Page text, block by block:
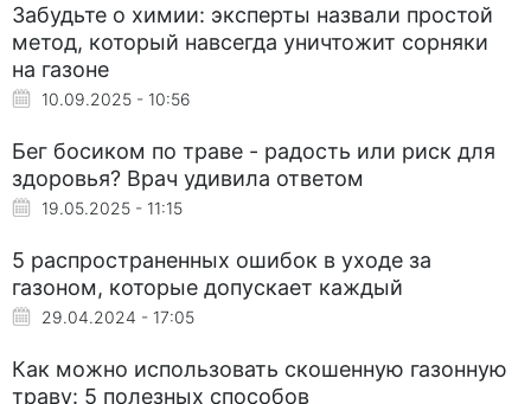
Забудьте о химии: эксперты назвали простой
метод, который навсегда уничтожит сорняки
на газоне
10.09.2025 - 10:56
Бег босиком по траве - радость или риск для
здоровья? Врач удивила ответом
19.05.2025 - 11:15
5 распространенных ошибок в уходе за
газоном, которые допускает каждый
29.04.2024 - 17:05
Как можно использовать скошенную газонную
траву: 5 полезных способов